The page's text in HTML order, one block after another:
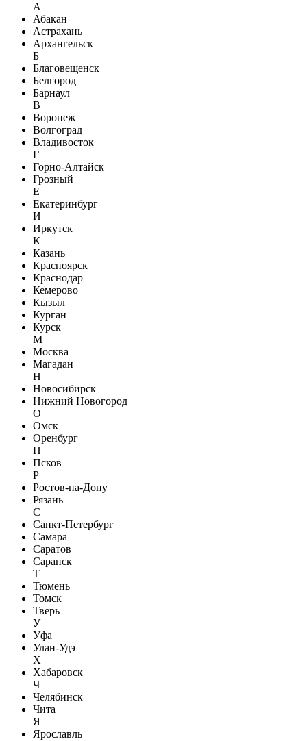
А
Абакан
Астрахань
Архангельск
Б
Благовещенск
Белгород
Барнаул
В
Воронеж
Волгоград
Владивосток
Г
Горно-Алтайск
Грозный
Е
Екатеринбург
И
Иркутск
К
Казань
Красноярск
Краснодар
Кемерово
Кызыл
Курган
Курск
М
Москва
Магадан
Н
Новосибирск
Нижний Новогород
О
Омск
Оренбург
П
Псков
Р
Ростов-на-Дону
Рязань
С
Санкт-Петербург
Самара
Саратов
Саранск
Т
Тюмень
Томск
Тверь
У
Уфа
Улан-Удэ
Х
Хабаровск
Ч
Челябинск
Чита
Я
Ярославль